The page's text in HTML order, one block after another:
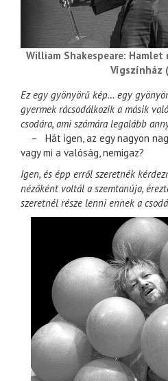
William Shakespeare: Hamlet
Vígszínház
Ez egy gyönyörű kép… egy
gyermek rácsodálkozik a másik
csodára, ami számára legalább
– Hát igen, az egy nagyon
vagy mi a valóság, nemigaz?
Igen, és épp erről szeretnék
nézőként voltál a szemtanúja,
szeretnél része lenni ennek a